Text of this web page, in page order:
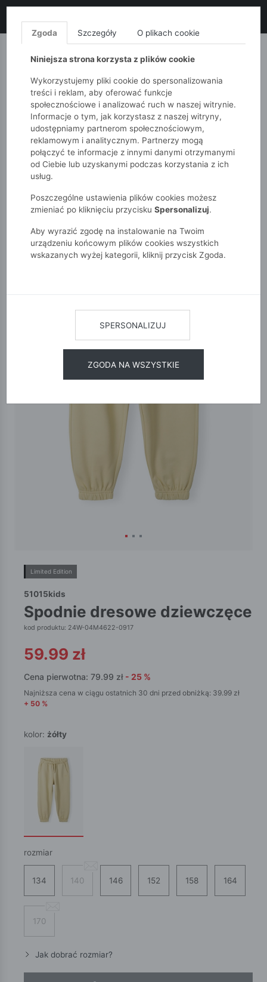
MONNARI QUIOSQUE
51015kids
Dziewczynki 7-12 lat
Spodnie dresowe dziewczęce
Limited Edition
51015kids
spodnie dresowe dziewczęce
kod produktu: 24W-04M4622-0917
59.99 zł
Cena pierwotna: 79.99 zł - 25 %
Najniższa cena w ciągu ostatnich 30 dni przed obniżką: 39.99 zł
+ 50 %
kolor: żółty
rozmiar
134 140 146 152 158 164
170
Jak dobrać rozmiar?
Zgoda Szczegóły O plikach cookie
Niniejsza strona korzysta z plików cookie
Wykorzystujemy pliki cookie do spersonalizowania
treści i reklam, aby oferować funkcje
społecznościowe i analizować ruch w naszej witrynie.
Informacje o tym, jak korzystasz z naszej witryny,
udostępniamy partnerom społecznościowym,
reklamowym i analitycznym. Partnerzy mogą
połączyć te informacje z innymi danymi otrzymanymi
od Ciebie lub uzyskanymi podczas korzystania z ich
usług.
Poszczególne ustawienia plików cookies możesz
zmieniać po kliknięciu przycisku Spersonalizuj.
Aby wyrazić zgodę na instalowanie na Twoim
urządzeniu końcowym plików cookies wszystkich
wskazanych wyżej kategorii, kliknij przycisk Zgoda.
SPERSONALIZUJ
ZGODA NA WSZYSTKIE